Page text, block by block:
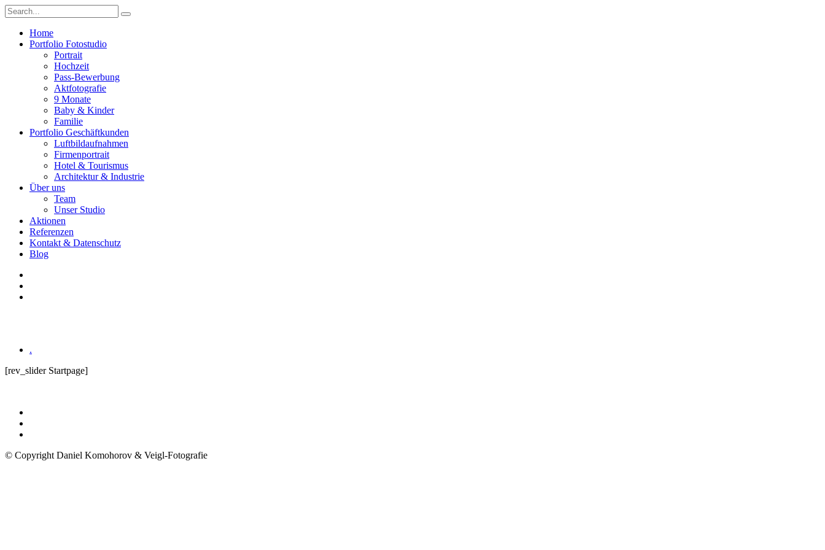
Home
Portfolio Fotostudio
Portrait
Hochzeit
Pass-Bewerbung
Aktfotografie
9 Monate
Baby & Kinder
Familie
Portfolio Geschäftkunden
Luftbildaufnahmen
Firmenportrait
Hotel & Tourismus
Architektur & Industrie
Über uns
Team
Unser Studio
Aktionen
Referenzen
Kontakt & Datenschutz
Blog
.
[rev_slider Startpage]
© Copyright Daniel Komohorov & Veigl-Fotografie